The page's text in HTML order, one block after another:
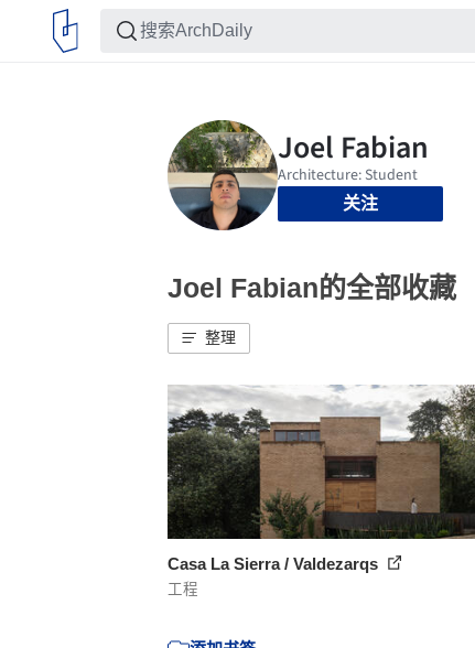
关注
Joel Fabian的全部收藏
整理
Casa La Sierra / Valdezarqs
工程